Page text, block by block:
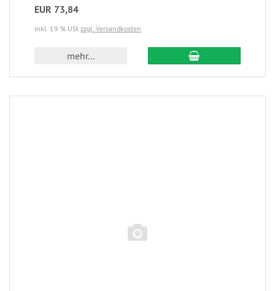
EUR 73,84
inkl. 19 % USt zzgl. Versandkosten
mehr...